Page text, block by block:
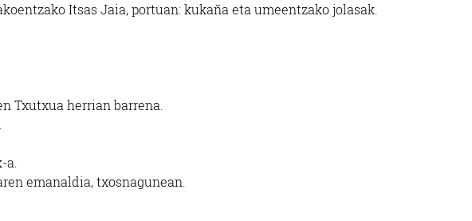
Itsas Jaia, portuan: kukaña eta umeentzako jolasak.
Txutxua herrian barrena.
emanaldia, txosnagunean.